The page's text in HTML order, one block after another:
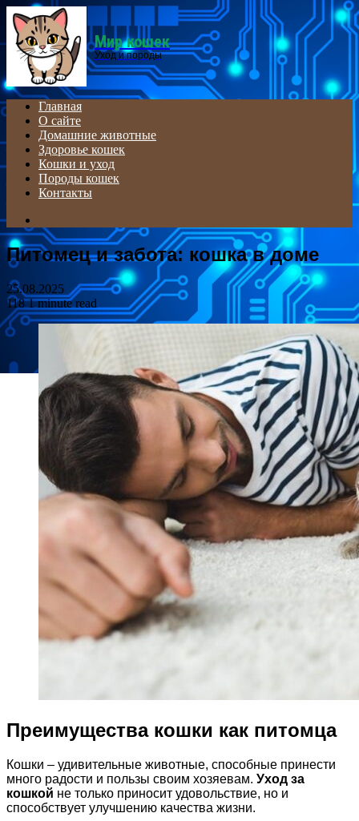
Menu
Мир кошек
Уход и породы
Главная
О сайте
Домашние животные
Здоровье кошек
Кошки и уход
Породы кошек
Контакты
for
Питомец и забота: кошка в доме
25.08.2025
1181 minute read
Преимущества кошки как питомца
Кошки – удивительные животные, способные принести
много радости и пользы своим хозяевам. Уход за
кошкой не только приносит удовольствие, но и
способствует улучшению качества жизни.